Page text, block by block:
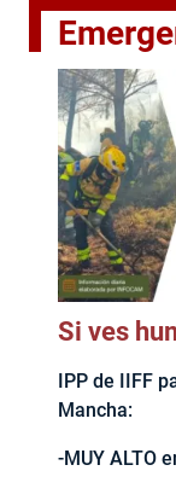
Si ves
IPP de IIFF
Mancha:
-MUY ALTO